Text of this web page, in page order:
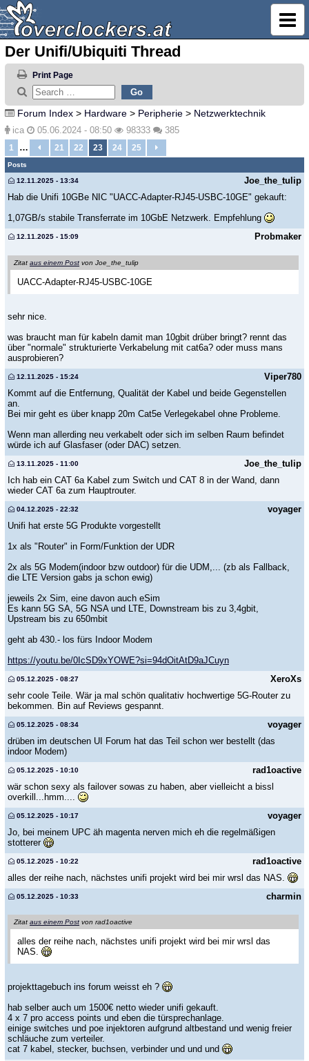
Der Unifi/Ubiquiti Thread
Print Page
Forum Index > Hardware > Peripherie > Netzwerktechnik
ica 05.06.2024 - 08:50 98333 385
1 … 21 22 23 24 25
Posts
Joe_the_tulip
12.11.2025 - 13:34
Hab die Unifi 10GBe NIC "UACC-Adapter-RJ45-USBC-10GE" gekauft:
1,07GB/s stabile Transferrate im 10GbE Netzwerk. Empfehlung
Probmaker
12.11.2025 - 15:09
Zitat aus einem Post von Joe_the_tulip
UACC-Adapter-RJ45-USBC-10GE
sehr nice.
was braucht man für kabeln damit man 10gbit drüber bringt? rennt das
über "normale" strukturierte Verkabelung mit cat6a? oder muss mans
ausprobieren?
Viper780
12.11.2025 - 15:24
Kommt auf die Entfernung, Qualität der Kabel und beide Gegenstellen
an.
Bei mir geht es über knapp 20m Cat5e Verlegekabel ohne Probleme.
Wenn man allerding neu verkabelt oder sich im selben Raum befindet
würde ich auf Glasfaser (oder DAC) setzen.
Joe_the_tulip
13.11.2025 - 11:00
Ich hab ein CAT 6a Kabel zum Switch und CAT 8 in der Wand, dann
wieder CAT 6a zum Hauptrouter.
voyager
04.12.2025 - 22:32
Unifi hat erste 5G Produkte vorgestellt
1x als "Router" in Form/Funktion der UDR
2x als 5G Modem(indoor bzw outdoor) für die UDM,... (zb als Fallback,
die LTE Version gabs ja schon ewig)
jeweils 2x Sim, eine davon auch eSim
Es kann 5G SA, 5G NSA und LTE, Downstream bis zu 3,4gbit,
Upstream bis zu 650mbit
geht ab 430.- los fürs Indoor Modem
https://youtu.be/0IcSD9xYOWE?si=94dOitAtD9aJCuyn
XeroXs
05.12.2025 - 08:27
sehr coole Teile. Wär ja mal schön qualitativ hochwertige 5G-Router zu
bekommen. Bin auf Reviews gespannt.
voyager
05.12.2025 - 08:34
drüben im deutschen UI Forum hat das Teil schon wer bestellt (das
indoor Modem)
rad1oactive
05.12.2025 - 10:10
wär schon sexy als failover sowas zu haben, aber vielleicht a bissl
overkill...hmm....
voyager
05.12.2025 - 10:17
Jo, bei meinem UPC äh magenta nerven mich eh die regelmäßigen
stotterer
rad1oactive
05.12.2025 - 10:22
alles der reihe nach, nächstes unifi projekt wird bei mir wrsl das NAS.
charmin
05.12.2025 - 10:33
Zitat aus einem Post von rad1oactive
alles der reihe nach, nächstes unifi projekt wird bei mir wrsl das
NAS.
projekttagebuch ins forum weisst eh ?
hab selber auch um 1500€ netto wieder unifi gekauft.
4 x 7 pro access points und eben die türsprechanlage.
einige switches und poe injektoren aufgrund altbestand und wenig freier
schläuche zum verteiler.
cat 7 kabel, stecker, buchsen, verbinder und und und